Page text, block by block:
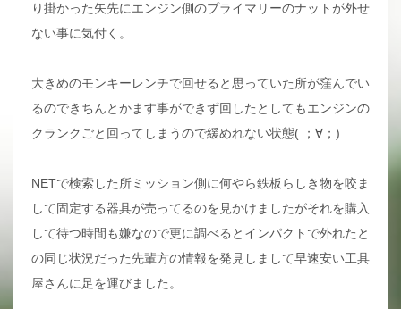
り掛かった矢先にエンジン側のプライマリーのナットが外せ
ない事に気付く。
大きめのモンキーレンチで回せると思っていた所が窪んでい
るのできちんとかます事ができず回したとしてもエンジンの
クランクごと回ってしまうので緩めれない状態( ；∀；)
NETで検索した所ミッション側に何やら鉄板らしき物を咬ま
して固定する器具が売ってるのを見かけましたがそれを購入
して待つ時間も嫌なので更に調べるとインパクトで外れたと
の同じ状況だった先輩方の情報を発見しまして早速安い工具
屋さんに足を運びました。